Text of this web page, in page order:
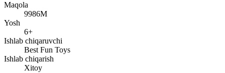
Maqola
9986M
Yosh
6+
Ishlab chiqaruvchi
Best Fun Toys
Ishlab chiqarish
Xitoy